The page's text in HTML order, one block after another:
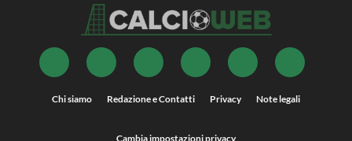
Chi siamo Redazione e Contatti Privacy Note legali
Cambia impostazioni privacy